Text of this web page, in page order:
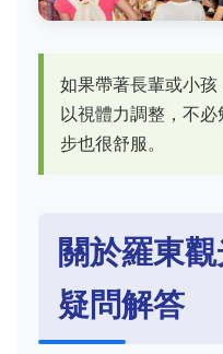
如果帶著長輩或小
以視體力調整，不
步也很舒服。
關於羅東
疑問解答